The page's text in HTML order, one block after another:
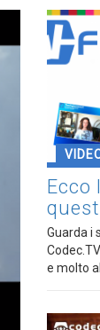
Ecco
Guarda i
e molto